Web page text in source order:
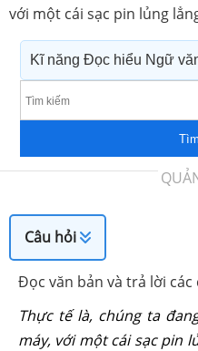
với một cái sạc pin lủng
Câu hỏi
Đọc văn bản và trả lời các
Thực tế là, chúng ta
máy, với một cái sạc pin